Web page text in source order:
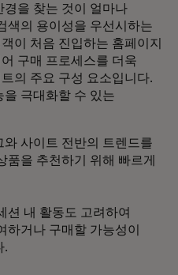
경을 찾는 것이 얼마나
색의 용이성을 우선시하는
이 처음 진입하는 홈페이지
구매 프로세스를 더욱
의 주요 구성 요소입니다.
을 극대화할 수 있는
사이트 전반의 트렌드를
품을 추천하기 위해 빠르게
션 내 활동도 고려하여
하거나 구매할 가능성이
.